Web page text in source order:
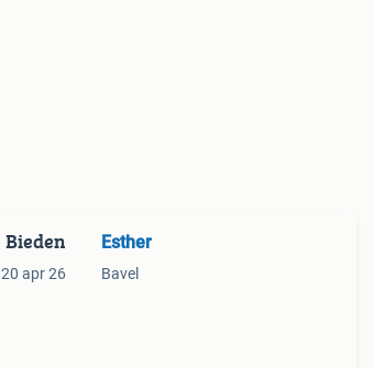
Bieden
20 apr 26
Esther
Bavel